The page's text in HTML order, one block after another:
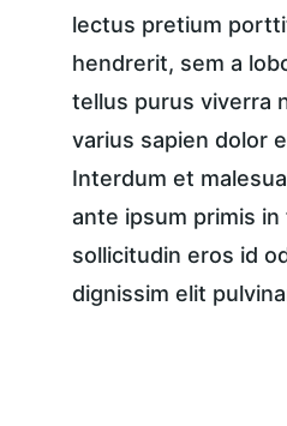
lectus pretium
hendrerit, sem a
tellus purus viverra
varius sapien dolor
Interdum et
ante ipsum primis in
sollicitudin eros id
dignissim elit